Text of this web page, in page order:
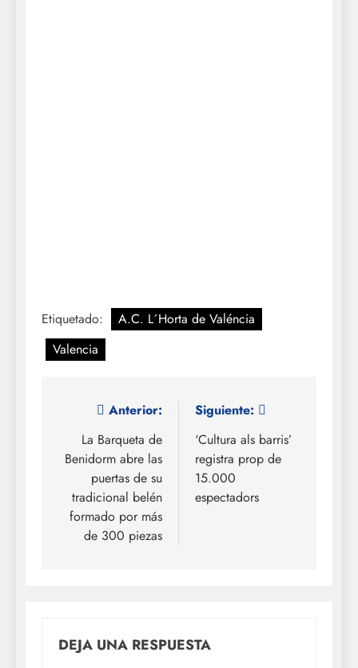
Etiquetado:
A.C. L´Horta de Valéncia
Valencia
Navegación
entradas
Anterior:
La Barqueta de
Benidorm abre las
puertas de su
tradicional belén
formado por más
de 300 piezas
Siguiente:
‘Cultura als barris’
registra prop de
15.000
espectadors
DEJA UNA RESPUESTA